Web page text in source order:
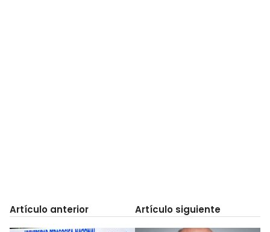
Artículo anterior Artículo siguiente